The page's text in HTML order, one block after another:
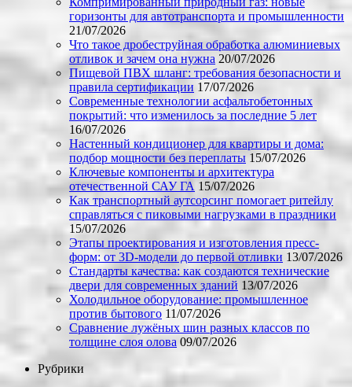
горизонты для автотранспорта и промышленности
21/07/2026
Что такое дробеструйная обработка алюминиевых
отливок и зачем она нужна 20/07/2026
Пищевой ПВХ шланг: требования безопасности и
правила сертификации 17/07/2026
Современные технологии асфальтобетонных
покрытий: что изменилось за последние 5 лет
16/07/2026
Настенный кондиционер для квартиры и дома:
подбор мощности без переплаты 15/07/2026
Ключевые компоненты и архитектура
отечественной САУ ГА 15/07/2026
Как транспортный аутсорсинг помогает ритейлу
справляться с пиковыми нагрузками в праздники
15/07/2026
Этапы проектирования и изготовления пресс-
форм: от 3D-модели до первой отливки 13/07/2026
Стандарты качества: как создаются технические
двери для современных зданий 13/07/2026
Холодильное оборудование: промышленное
против бытового 11/07/2026
Сравнение лужёных шин разных классов по
толщине слоя олова 09/07/2026
Рубрики